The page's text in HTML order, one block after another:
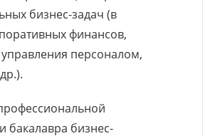
бизнес-задач (в
финансов,
персоналом,
бакалавра бизнес-